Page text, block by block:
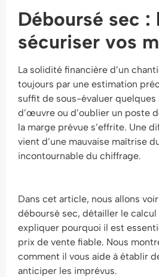
Déboursé sec :
sécuriser vos
La solidité financière d’un
toujours par une estimation
suffit de sous-évaluer
d’œuvre ou d’oublier un poste
la marge prévue s’effrite. Une
vient d’une mauvaise maîtrise
incontournable du chiffrage.
Dans cet article, nous allons
déboursé sec, détailler le
expliquer pourquoi il est
prix de vente fiable. Nous
comment il vous aide à établir
anticiper les imprévus.